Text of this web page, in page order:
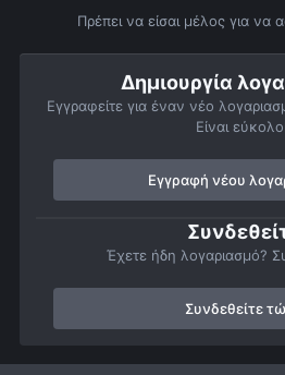
Πρέπει να είσαι μέλος για να
Δημιουργία
Εγγραφείτε για έναν νέο
Είναι
Εγγραφή νέου
Έχετε ήδη λογαριασμό?
Συνδεθείτε